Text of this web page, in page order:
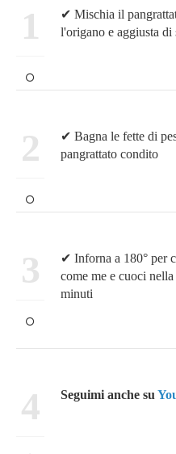
1
✔ Mischia il
l'origano e aggiusta di
2
✔ Bagna le fette di
pangrattato condito
3
✔ Inforna a 180° per
come me e cuoci
minuti
4 Seguimi anche su